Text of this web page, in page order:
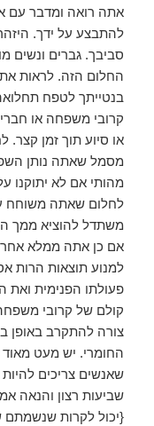
אתה רואה ומדבר עם
להתבצע על ידך.
סביבך. גברים ונשים
החלום הזה. לראות
בנטייתך לטפח
קרובי משפחה או
או סיוע תוך זמן קצר.
מסמל שאתה נותן
מהותי אם לא יתוקנו
לחלום שאתה משוחח
משתדל להוציא ממך
אם כן אתה ממלא אחר
למנוע תוצאות הרות
פעולתו הפנימית ואת
קולם של קרובי
צורה להתקרב באופן
החומרי. יש מעט
שאנשים צריכים
{יכול לקרות